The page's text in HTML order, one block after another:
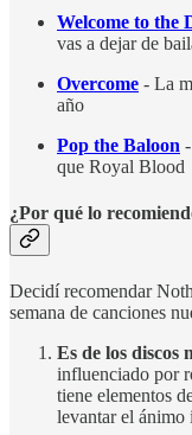
Welcome to the
vas a dejar de
Overcome - La
año
Pop the Baloon
que Royal Blood
¿Por qué lo
Decidí recomendar
semana de canciones
Es de los discos
influenciado por
tiene elementos
levantar el ánimo